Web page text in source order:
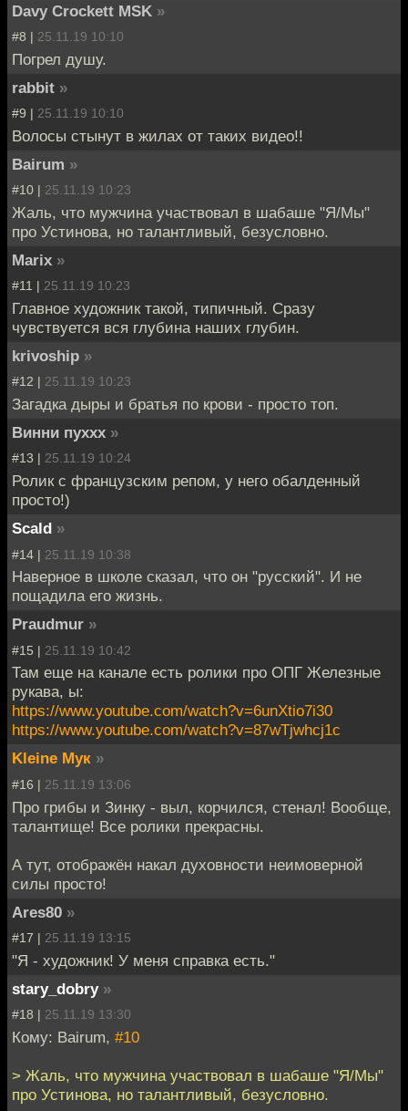
Davy Crockett MSK »
#8 | 25.11.19 10:10
Погрел душу.
rabbit »
#9 | 25.11.19 10:10
Волосы стынут в жилах от таких видео!!
Bairum »
#10 | 25.11.19 10:23
Жаль, что мужчина участвовал в шабаше "Я/Мы"
про Устинова, но талантливый, безусловно.
Marix »
#11 | 25.11.19 10:23
Главное художник такой, типичный. Сразу
чувствуется вся глубина наших глубин.
krivoship »
#12 | 25.11.19 10:23
Загадка дыры и братья по крови - просто топ.
Винни пуххх »
#13 | 25.11.19 10:24
Ролик с французским репом, у него обалденный
просто!)
Scald »
#14 | 25.11.19 10:38
Наверное в школе сказал, что он "русский". И не
пощадила его жизнь.
Praudmur »
#15 | 25.11.19 10:42
Там еще на канале есть ролики про ОПГ Железные
рукава, ы:
https://www.youtube.com/watch?v=6unXtio7i30
https://www.youtube.com/watch?v=87wTjwhcj1c
Kleine Мук »
#16 | 25.11.19 13:06
Про грибы и Зинку - выл, корчился, стенал! Вообще,
талантище! Все ролики прекрасны.
А тут, отображён накал духовности неимоверной
силы просто!
Ares80 »
#17 | 25.11.19 13:15
"Я - художник! У меня справка есть."
stary_dobry »
#18 | 25.11.19 13:30
Кому: Bairum, #10
> Жаль, что мужчина участвовал в шабаше "Я/Мы"
про Устинова, но талантливый, безусловно.